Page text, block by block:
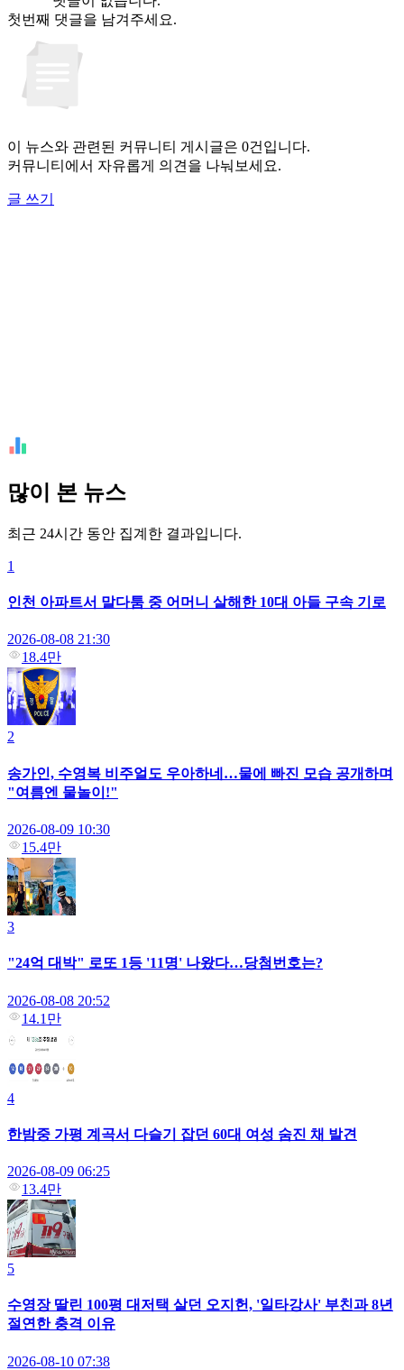
첫번째 댓글을 남겨주세요.
이 뉴스와 관련된 커뮤니티 게시글은 0건입니다.
커뮤니티에서 자유롭게 의견을 나눠보세요.
글 쓰기
많이 본 뉴스
최근 24시간 동안 집계한 결과입니다.
1
인천 아파트서 말다툼 중 어머니 살해한 10대 아들 구속 기로
2026-08-08 21:30
18.4만
2
송가인, 수영복 비주얼도 우아하네…물에 빠진 모습 공개하며
"여름엔 물놀이!"
2026-08-09 10:30
15.4만
3
"24억 대박" 로또 1등 '11명' 나왔다…당첨번호는?
2026-08-08 20:52
14.1만
4
한밤중 가평 계곡서 다슬기 잡던 60대 여성 숨진 채 발견
2026-08-09 06:25
13.4만
5
수영장 딸린 100평 대저택 살던 오지헌, '일타강사' 부친과 8년
절연한 충격 이유
2026-08-10 07:38